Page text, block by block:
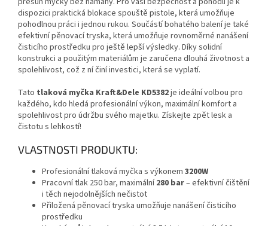
dispozici praktická blokace spouště pistole, která umožňuje
pohodlnou práci i jednou rukou. Součástí bohatého balení je také
efektivní pěnovací tryska, která umožňuje rovnoměrné nanášení
čisticího prostředku pro ještě lepší výsledky. Díky solidní
konstrukci a použitým materiálům je zaručena dlouhá životnost a
spolehlivost, což z ní činí investici, která se vyplatí.
Tato tlaková myčka Kraft&Dele KD5382je ideální volbou pro
každého, kdo hledá profesionální výkon, maximální komfort a
spolehlivost pro údržbu svého majetku. Získejte zpět lesk a
čistotu s lehkostí!
VLASTNOSTI PRODUKTU:
Profesionální tlaková myčka s výkonem 3200W
Pracovní tlak 250 bar, maximální280 bar– efektivní čištění
i těch nejodolnějších nečistot
Přiložená pěnovací tryska umožňuje nanášení čisticího
prostředku